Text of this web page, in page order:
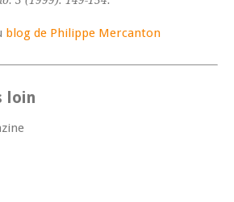
blog de Philippe Mercanton
loin